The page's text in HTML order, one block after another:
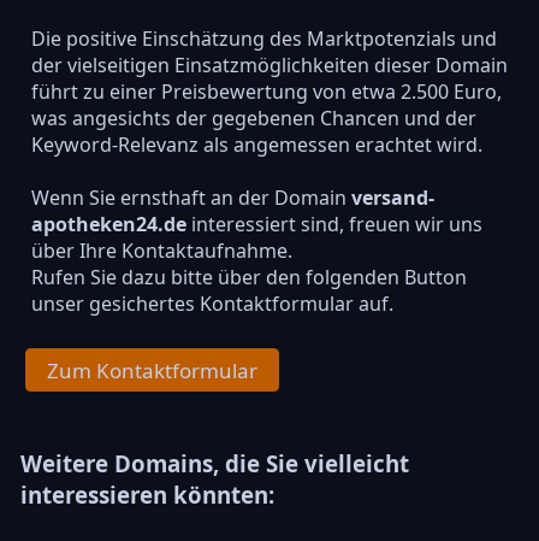
Die positive Einschätzung des Marktpotenzials und
der vielseitigen Einsatzmöglichkeiten dieser Domain
führt zu einer Preisbewertung von etwa 2.500 Euro,
was angesichts der gegebenen Chancen und der
Keyword-Relevanz als angemessen erachtet wird.
Wenn Sie ernsthaft an der Domain versand-
apotheken24.deinteressiert sind, freuen wir uns
über Ihre Kontaktaufnahme.
Rufen Sie dazu bitte über den folgenden Button
unser gesichertes Kontaktformular auf.
Zum Kontaktformular
Weitere Domains, die Sie vielleicht
interessieren könnten: